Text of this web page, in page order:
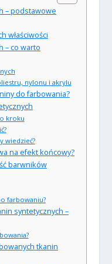
– podstawowe
właściwości
– co warto
nylonu i akrylu
do farbowania?
kroku
wiedzieć?
na efekt końcowy?
barwników
farbowaniu?
syntetycznych –
tkanin